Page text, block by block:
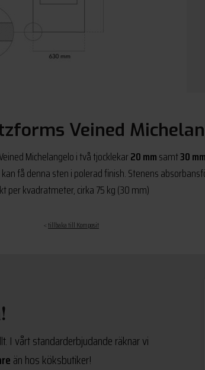
Veined
Michelangelo i två tjocklekar20 mmsamt30 mm
få denna sten i polerad finish. Stenens
per kvadratmeter, cirka 75 kg (30 mm)
<tillbaka till Komposit
I vårt standarderbjudande räknar vi
än hos köksbutiker!